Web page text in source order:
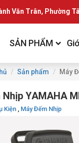
Văn Trân, Phường
SẢN PHẨM
Sản phẩm Máy
YAMAHA
Kiện , Máy Đếm Nhịp